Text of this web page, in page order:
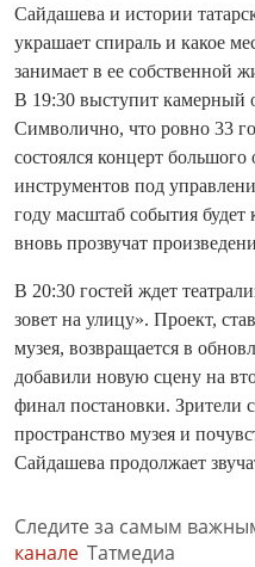
Сайдашева и истории
украшает спираль и какое
занимает в ее собственной
В 19:30 выступит камерный
Символично, что ровно 33
состоялся концерт
инструментов под
году масштаб события будет
вновь прозвучат
В 20:30 гостей ждет
зовет на улицу». Проект,
музея, возвращается в
добавили новую сцену на
финал постановки. Зрители
пространство музея и
Сайдашева продолжает
Следите за самым
канале Татмедиа